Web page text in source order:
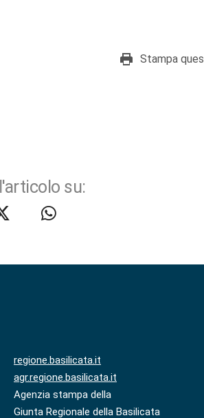
Stampa
su:
regione.basilicata.it
agr.regione.basilicata.it
Agenzia stampa della
Giunta Regionale della Basilicata